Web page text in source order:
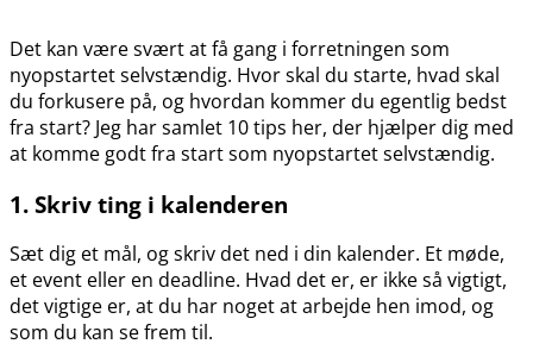
Det kan være svært at få gang i forretningen som
nyopstartet selvstændig. Hvor skal du starte, hvad skal
du forkusere på, og hvordan kommer du egentlig bedst
fra start? Jeg har samlet 10 tips her, der hjælper dig med
at komme godt fra start som nyopstartet selvstændig.
1. Skriv ting i kalenderen
Sæt dig et mål, og skriv det ned i din kalender. Et møde,
et event eller en deadline. Hvad det er, er ikke så vigtigt,
det vigtige er, at du har noget at arbejde hen imod, og
som du kan se frem til.